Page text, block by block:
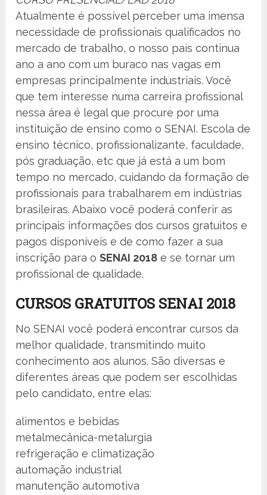
Atualmente é possível perceber uma imensa
necessidade de profissionais qualificados no
mercado de trabalho, o nosso país continua
ano a ano com um buraco nas vagas em
empresas principalmente industriais. Você
que tem interesse numa carreira profissional
nessa área é legal que procure por uma
instituição de ensino como o SENAI. Escola de
ensino técnico, profissionalizante, faculdade,
pós graduação, etc que já está a um bom
tempo no mercado, cuidando da formação de
profissionais para trabalharem em indústrias
brasileiras. Abaixo você poderá conferir as
principais informações dos cursos gratuitos e
pagos disponíveis e de como fazer a sua
inscrição para oSENAI 2018 e se tornar um
profissional de qualidade.
CURSOS GRATUITOS SENAI 2018
No SENAI você poderá encontrar cursos da
melhor qualidade, transmitindo muito
conhecimento aos alunos. São diversas e
diferentes áreas que podem ser escolhidas
pelo candidato, entre elas:
alimentos e bebidas
metalmecânica-metalurgia
refrigeração e climatização
automação industrial
manutenção automotiva